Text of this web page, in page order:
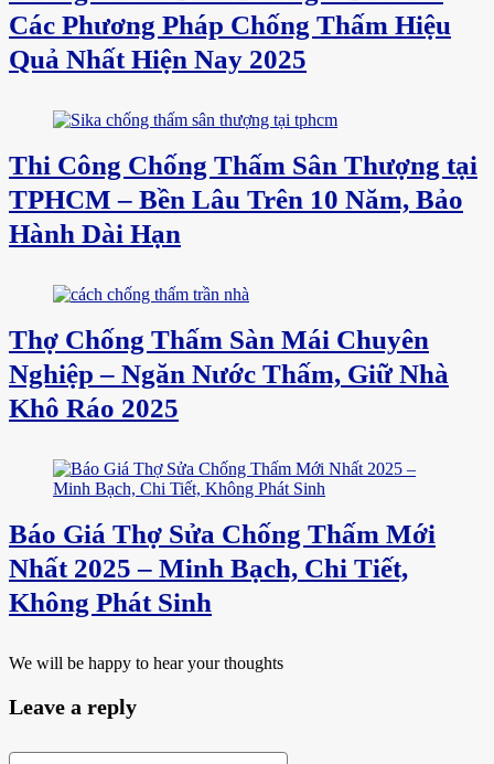
Các Phương Pháp Chống Thấm Hiệu
Quả Nhất Hiện Nay 2025
Thi Công Chống Thấm Sân Thượng tại
TPHCM – Bền Lâu Trên 10 Năm, Bảo
Hành Dài Hạn
Thợ Chống Thấm Sàn Mái Chuyên
Nghiệp – Ngăn Nước Thấm, Giữ Nhà
Khô Ráo 2025
Báo Giá Thợ Sửa Chống Thấm Mới
Nhất 2025 – Minh Bạch, Chi Tiết,
Không Phát Sinh
We will be happy to hear your thoughts
Leave a reply